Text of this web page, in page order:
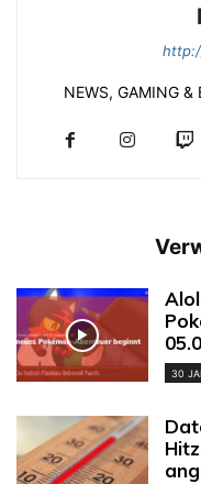
NEWS, GAMING
30